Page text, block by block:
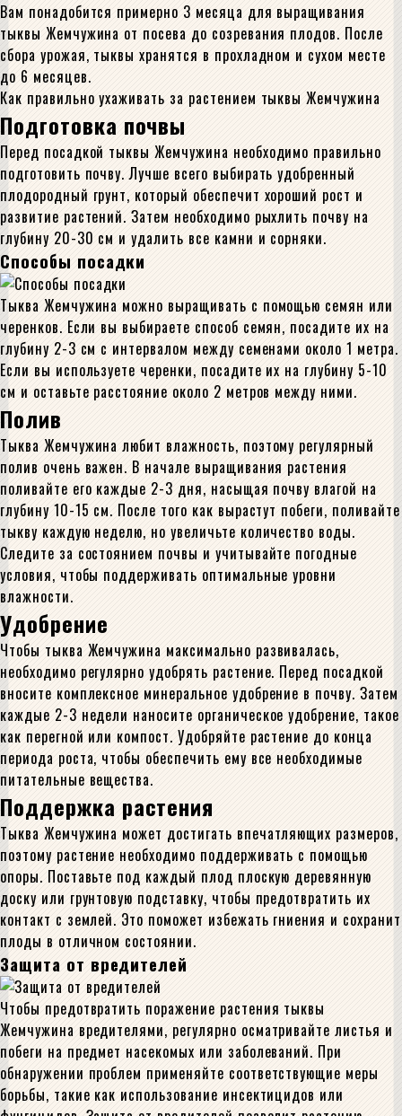
Вам понадобится примерно 3 месяца для выращивания
тыквы Жемчужина от посева до созревания плодов. После
сбора урожая, тыквы хранятся в прохладном и сухом месте
до 6 месяцев.
Как правильно ухаживать за растением тыквы Жемчужина
Подготовка почвы
Перед посадкой тыквы Жемчужина необходимо правильно
подготовить почву. Лучше всего выбирать удобренный
плодородный грунт, который обеспечит хороший рост и
развитие растений. Затем необходимо рыхлить почву на
глубину 20-30 см и удалить все камни и сорняки.
Способы посадки
Тыква Жемчужина можно выращивать с помощью семян или
черенков. Если вы выбираете способ семян, посадите их на
глубину 2-3 см с интервалом между семенами около 1 метра.
Если вы используете черенки, посадите их на глубину 5-10
см и оставьте расстояние около 2 метров между ними.
Полив
Тыква Жемчужина любит влажность, поэтому регулярный
полив очень важен. В начале выращивания растения
поливайте его каждые 2-3 дня, насыщая почву влагой на
глубину 10-15 см. После того как вырастут побеги, поливайте
тыкву каждую неделю, но увеличьте количество воды.
Следите за состоянием почвы и учитывайте погодные
условия, чтобы поддерживать оптимальные уровни
влажности.
Удобрение
Чтобы тыква Жемчужина максимально развивалась,
необходимо регулярно удобрять растение. Перед посадкой
вносите комплексное минеральное удобрение в почву. Затем
каждые 2-3 недели наносите органическое удобрение, такое
как перегной или компост. Удобряйте растение до конца
периода роста, чтобы обеспечить ему все необходимые
питательные вещества.
Поддержка растения
Тыква Жемчужина может достигать впечатляющих размеров,
поэтому растение необходимо поддерживать с помощью
опоры. Поставьте под каждый плод плоскую деревянную
доску или грунтовую подставку, чтобы предотвратить их
контакт с землей. Это поможет избежать гниения и сохранит
плоды в отличном состоянии.
Защита от вредителей
Чтобы предотвратить поражение растения тыквы
Жемчужина вредителями, регулярно осматривайте листья и
побеги на предмет насекомых или заболеваний. При
обнаружении проблем применяйте соответствующие меры
борьбы, такие как использование инсектицидов или